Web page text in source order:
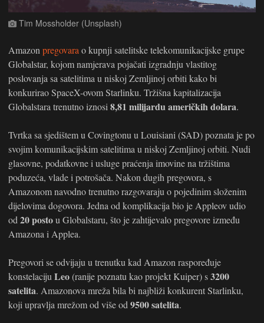
Tim Mossholder (Unsplash)
Amazon pregovara o kupnji satelitske telekomunikacijske grupe
Globalstar, kojom namjerava pojačati izgradnju vlastitog
poslovanja sa satelitima u niskoj Zemljinoj orbiti kako bi
konkurirao SpaceX-ovom Starlinku. Tržišna kapitalizacija
Globalstara trenutno iznosi 8,81 milijardu američkih dolara.
Tvrtka sa sjedištem u Covingtonu u Louisiani (SAD) poznata je po
svojim komunikacijskim satelitima u niskoj Zemljinoj orbiti. Nudi
glasovne, podatkovne i usluge praćenja imovine na tržištima
poduzeća, vlade i potrošača. Nakon dugih pregovora, s
Amazonom navodno trenutno razgovaraju o pojedinim složenim
dijelovima dogovora. Jedna od komplikacija bio je Appleov udio
od 20 postou Globalstaru, što je zahtijevalo pregovore između
Amazona i Applea.
Pregovori se odvijaju u trenutku kad Amazon raspoređuje
konstelaciju Leo(ranije poznatu kao projekt Kuiper) s3200
satelita. Amazonova mreža bila bi najbliži konkurent Starlinku,
koji upravlja mrežom od više od 9500 satelita.